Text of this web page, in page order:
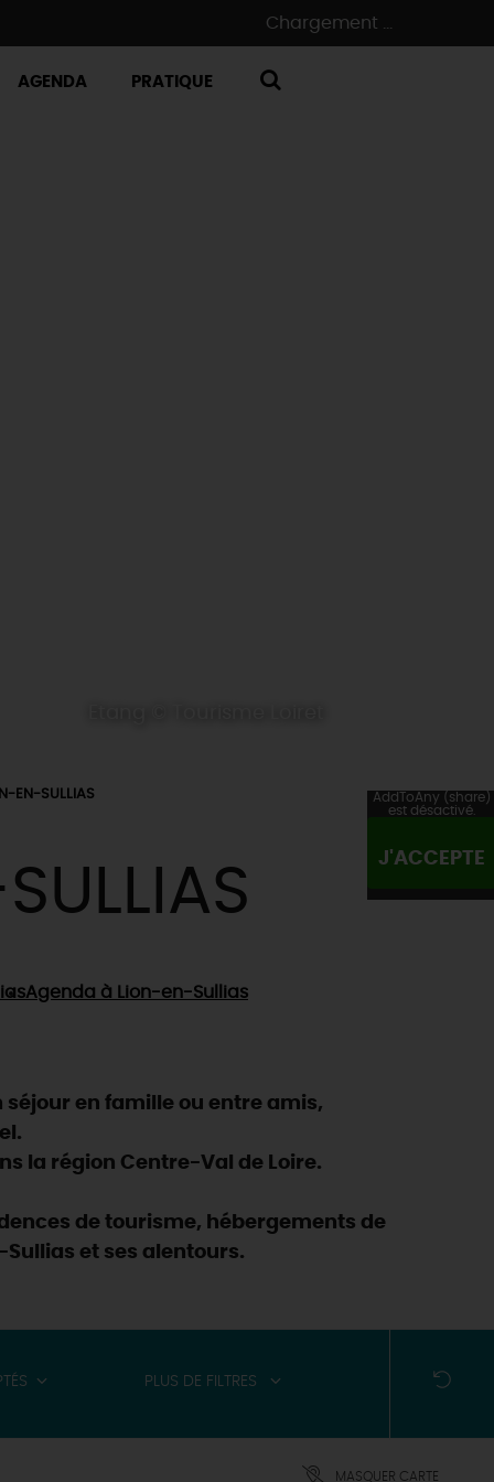
Chargement ...
AGENDA PRATIQUE
EN-SULLIAS
Agenda à Lion-en-Sullias
séjour en famille ou entre amis,
la région Centre-Val de Loire.
de tourisme, hébergements de
et ses alentours.
PLUS DE FILTRES
MASQUER CARTE
AddToAny (share)
est désactivé.
J'ACCEPTE